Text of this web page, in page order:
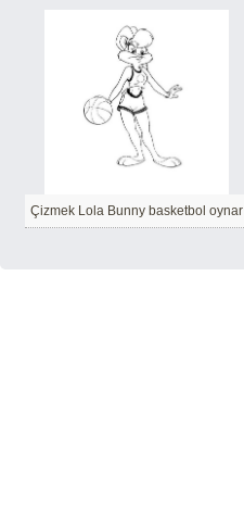
Çizmek Lola Bunny basketbol oynar